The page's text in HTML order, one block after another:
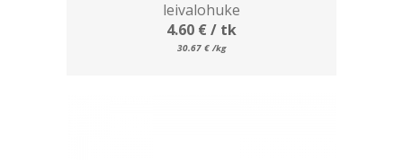
leivalohuke
4.60 €/ tk
30.67 € /kg